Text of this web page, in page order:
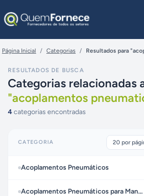
Página Inicial / Categorias / Resultados para
RESULTADOS DE BUSCA
Categorias relacionadas
"acoplamentos
4categorias encontradas
CATEGORIA
Acoplamentos Pneumáticos
Acoplamentos Pneumáticos para Mangueiras